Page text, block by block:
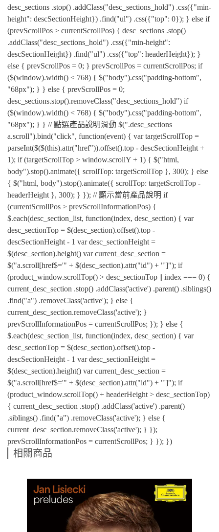
desc_sections .stop() .addClass("desc_sections_hold") .css({"min-
height": descSectionHeight}) .find("ul") .css({"top": 0}); } else if
(prevScrollPos > currentScrollPos) { desc_sections .stop()
.addClass("desc_sections_hold") .css({"min-height":
descSectionHeight}) .find("ul") .css({"top": headerHeight}); }
else { prevScrollPos = 0; } prevScrollPos = currentScrollPos; if
($(window).width() < 768) { $("body").css("padding-bottom",
"68px"); } } else { prevScrollPos = 0;
desc_sections.stop().removeClass("desc_sections_hold") if
($(window).width() < 768) { $("body").css("padding-bottom",
"68px"); } } // 點選產品說明滑動 $(".desc_sections
a.scroll").bind("click", function(event) { var targetScrollTop =
parseInt($($(this).attr("href")).offset().top - descSectionHeight +
1); if (targetScrollTop > window.scrollY + 1) { $("html,
body").stop().animate({ scrollTop: targetScrollTop }, 300); } else
{ $("html, body").stop().animate({ scrollTop: targetScrollTop -
headerHeight }, 300); } }); // 顯示當前產品說明 if
(currentScrollPos > prevScrollInformationPos) {
$.each(desc_section_list, function(index, desc_section) { var
desc_sectionTop = $(desc_section).offset().top -
descSectionHeight - 1 var desc_sectionHeight =
$(desc_section).height() var current_desc_section =
$("a.scroll[href$='" + $(desc_section).attr("id") + "']"); if
(product_window.scrollTop() > desc_sectionTop || index === 0) {
current_desc_section .stop() .addClass('active') .parent() .siblings()
.find("a") .removeClass('active'); } else {
current_desc_section.removeClass('active'); }
prevScrollInformationPos = currentScrollPos; }); } else {
$.each(desc_section_list, function(index, desc_section) { var
desc_sectionTop = $(desc_section).offset().top -
descSectionHeight - 1 var desc_sectionHeight =
$(desc_section).height() var current_desc_section =
$("a.scroll[href$='" + $(desc_section).attr("id") + "']"); if
(product_window.scrollTop() + headerHeight > desc_sectionTop)
{ current_desc_section .stop() .addClass('active') .parent()
.siblings() .find("a") .removeClass('active'); } else {
current_desc_section.removeClass('active'); } });
prevScrollInformationPos = currentScrollPos; } }); })
相關商品